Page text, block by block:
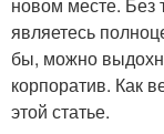
являетесь
бы, можно
корпоратив. Как
этой статье.